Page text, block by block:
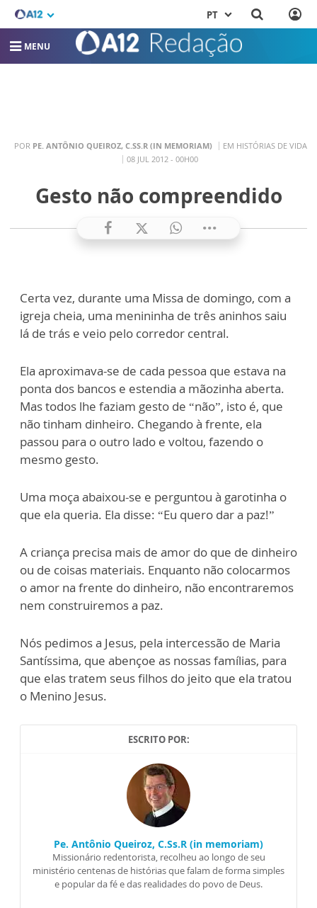
PT
MENU
POR PE. ANTÔNIO QUEIROZ, C.SS.R (IN MEMORIAM)
EM HISTÓRIAS DE VIDA
08 JUL 2012 - 00H00
Gesto não compreendido
Certa vez, durante uma Missa de domingo, com a
igreja cheia, uma menininha de três aninhos saiu
lá de trás e veio pelo corredor central.
Ela aproximava-se de cada pessoa que estava na
ponta dos bancos e estendia a mãozinha aberta.
Mas todos lhe faziam gesto de “não”, isto é, que
não tinham dinheiro. Chegando à frente, ela
passou para o outro lado e voltou, fazendo o
mesmo gesto.
Uma moça abaixou-se e perguntou à garotinha o
que ela queria. Ela disse: “Eu quero dar a paz!”
A criança precisa mais de amor do que de dinheiro
ou de coisas materiais. Enquanto não colocarmos
o amor na frente do dinheiro, não encontraremos
nem construiremos a paz.
Nós pedimos a Jesus, pela intercessão de Maria
Santíssima, que abençoe as nossas famílias, para
que elas tratem seus filhos do jeito que ela tratou
o Menino Jesus.
ESCRITO POR:
Pe. Antônio Queiroz, C.Ss.R (in memoriam)
Missionário redentorista, recolheu ao longo de seu
ministério centenas de histórias que falam de forma simples
e popular da fé e das realidades do povo de Deus.